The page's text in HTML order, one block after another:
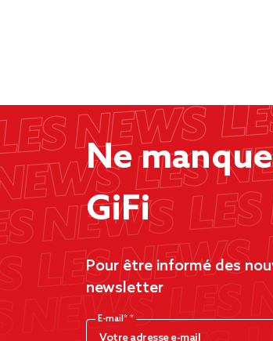
Ne
GiFi
Pour être informé des
newsletter
E-mail*